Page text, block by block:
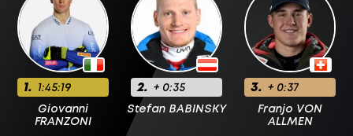
1. 1:45:19
Giovanni
FRANZONI
2. + 0:35
Stefan BABINSKY
3. + 0:37
Franjo VON
ALLMEN